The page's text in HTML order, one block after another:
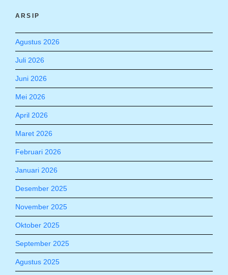
ARSIP
Agustus 2026
Juli 2026
Juni 2026
Mei 2026
April 2026
Maret 2026
Februari 2026
Januari 2026
Desember 2025
November 2025
Oktober 2025
September 2025
Agustus 2025